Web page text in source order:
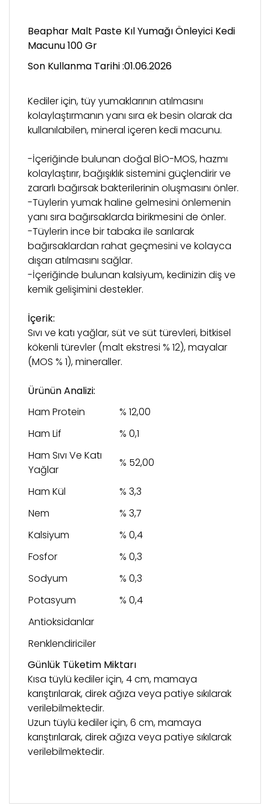
Beaphar Malt Paste Kıl Yumağı Önleyici Kedi
Macunu 100 Gr
Son Kullanma Tarihi :01.06.2026
Kediler için, tüy yumaklarının atılmasını
kolaylaştırmanın yanı sıra ek besin olarak da
kullanılabilen, mineral içeren kedi macunu.
-İçeriğinde bulunan doğal BİO-MOS, hazmı
kolaylaştırır, bağışıklık sistemini güçlendirir ve
zararlı bağırsak bakterilerinin oluşmasını önler.
-Tüylerin yumak haline gelmesini önlemenin
yanı sıra bağırsaklarda birikmesini de önler.
-Tüylerin ince bir tabaka ile sarılarak
bağırsaklardan rahat geçmesini ve kolayca
dışarı atılmasını sağlar.
-İçeriğinde bulunan kalsiyum, kedinizin diş ve
kemik gelişimini destekler.
İçerik:
Sıvı ve katı yağlar, süt ve süt türevleri, bitkisel
kökenli türevler (malt ekstresi % 12), mayalar
(MOS % 1), mineraller.
Ürünün Analizi:
Ham Protein
% 12,00
Ham Lif
% 0,1
Ham Sıvı Ve Katı
Yağlar
% 52,00
Ham Kül
% 3,3
Nem
% 3,7
Kalsiyum
% 0,4
Fosfor
% 0,3
Sodyum
% 0,3
Potasyum
% 0,4
Antioksidanlar
Renklendiriciler
Günlük Tüketim Miktarı
Kısa tüylü kediler için, 4 cm, mamaya
karıştırılarak, direk ağıza veya patiye sıkılarak
verilebilmektedir.
Uzun tüylü kediler için, 6 cm, mamaya
karıştırılarak, direk ağıza veya patiye sıkılarak
verilebilmektedir.
ve diğer konularda yetersiz gördüğünüz noktaları